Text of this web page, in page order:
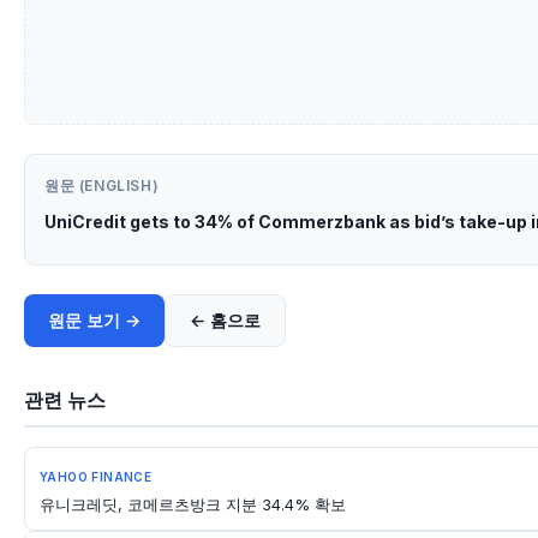
원문 (ENGLISH)
UniCredit gets to 34% of Commerzbank as bid’s take-up
원문 보기 → ← 홈으로
관련 뉴스
YAHOO FINANCE
유니크레딧, 코메르츠방크 지분 34.4% 확보